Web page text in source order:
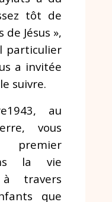
tôt de
Jésus »,
particulier
a invitée
suivre.
au
vous
premier
la vie
à travers
que